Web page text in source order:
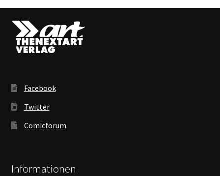
Facebook
Twitter
Comicforum
Informationen